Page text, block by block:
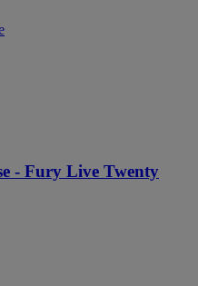
- Fury Live Twenty